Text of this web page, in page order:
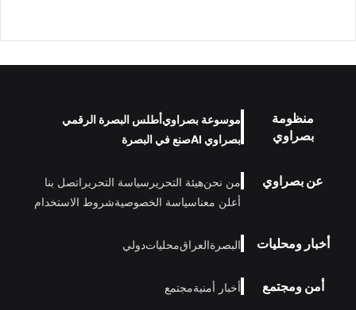
منظومة
بصراوي
موسوعة بصراويأطلس البصرة الرقمي
بصراوي AI
صنع في البصرة
عن بصراوي من نحنهيئة التحرير سياسة التحرير اتصل بنا
أعلن معناسياسة الخصوصيةشروط الاستخدام
أخبار ومحليات البصرةالعراقمحلياتدولي
أمن ومجتمع أخبار أمنيةمجتمع